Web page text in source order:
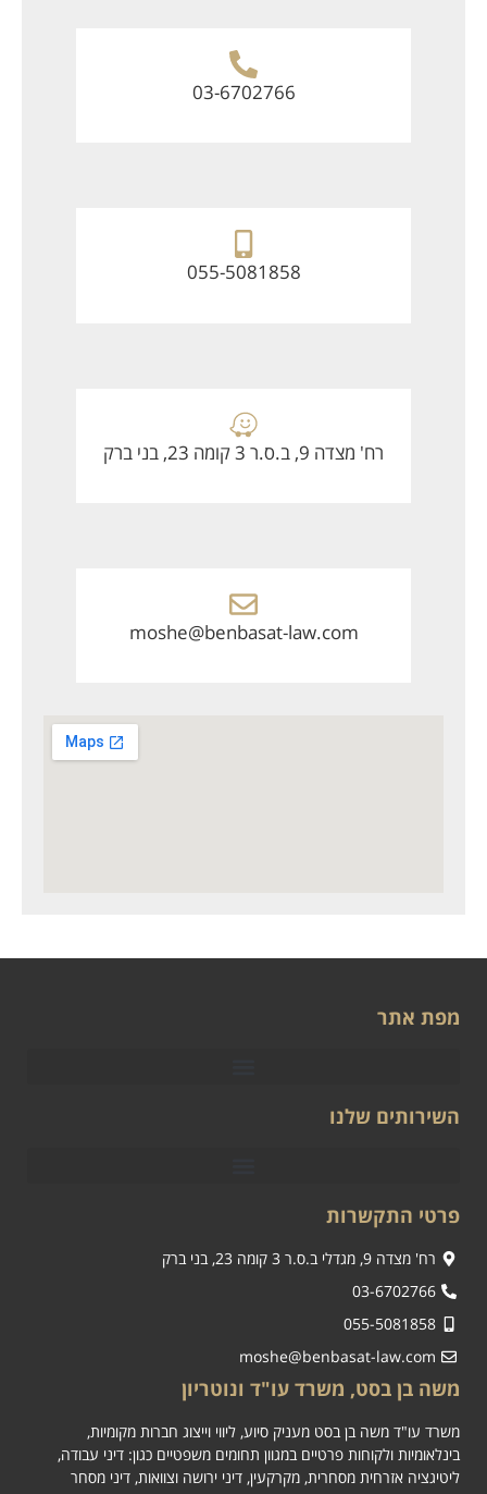
03-6702766
055-5081858
רח' מצדה 9, ב.ס.ר 3 קומה 23, בני ברק
moshe@benbasat-law.com
מפת אתר
השירותים שלנו
פרטי התקשרות
רח' מצדה 9, מגדלי ב.ס.ר 3 קומה 23, בני ברק
03-6702766
055-5081858
moshe@benbasat-law.com
משה בן בסט, משרד עו"ד ונוטריון
משרד עו"ד משה בן בסט מעניק סיוע, ליווי וייצוג חברות מקומיות,
בינלאומיות ולקוחות פרטיים במגוון תחומים משפטיים כגון: דיני עבודה,
ליטיגציה אזרחית מסחרית, מקרקעין, דיני ירושה וצוואות, דיני מסחר